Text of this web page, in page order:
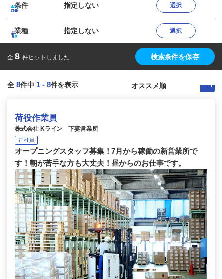
条件 指定しない 選択
業種 指定しない 選択
全 8 件ヒットしました 検索条件を保存
全 8件中 1 - 8件を表示
荷役作業員
株式会社 Kライン 下妻営業所
正社員
オープニングスタッフ募集！7月から稼働の新営業所で
す！朝が苦手な方も大丈夫！昼からのお仕事です。